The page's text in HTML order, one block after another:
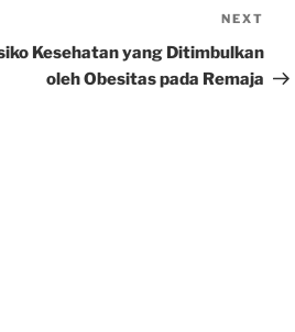
Post
NEXT
Kesehatan yang Ditimbulkan
oleh Obesitas pada Remaja